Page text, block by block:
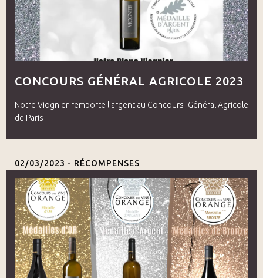
CONCOURS GÉNÉRAL AGRICOLE 2023
Notre Viognier remporte l'argent au Concours Général Agricole
de Paris
02/03/2023 - RÉCOMPENSES